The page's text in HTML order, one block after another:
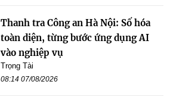
Thanh tra Công an Hà Nội: Số hóa
toàn diện, từng bước ứng dụng AI
vào nghiệp vụ
Trọng Tài
08:14 07/08/2026